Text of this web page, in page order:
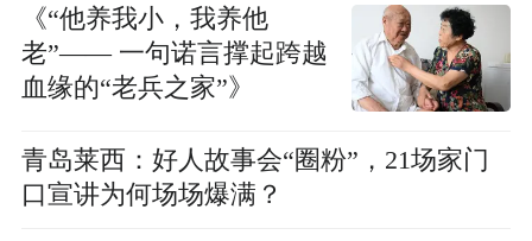
《“他养我小，我养他
老”—— 一句诺言撑起跨越
血缘的“老兵之家”》
青岛莱西：好人故事会“圈粉”，21场家门
口宣讲为何场场爆满？